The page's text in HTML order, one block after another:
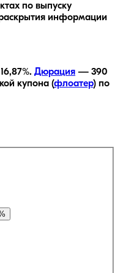
по выпуску
информации
16,87%. Дюрация — 390
купона (флоатер) по